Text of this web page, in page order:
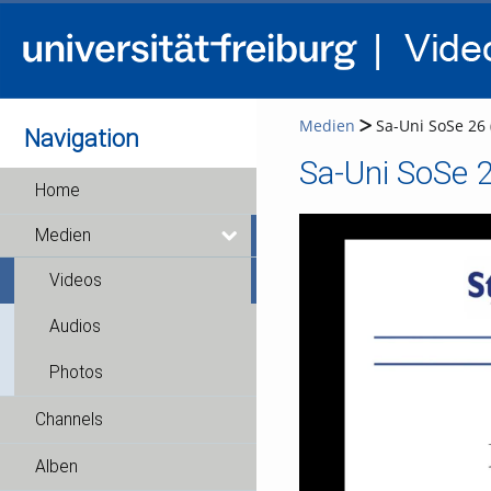
Navigation
Home
Medien
Videos
Audios
Photos
Channels
Alben
Medien Sa-Uni SoSe 26
Sa-Uni SoSe